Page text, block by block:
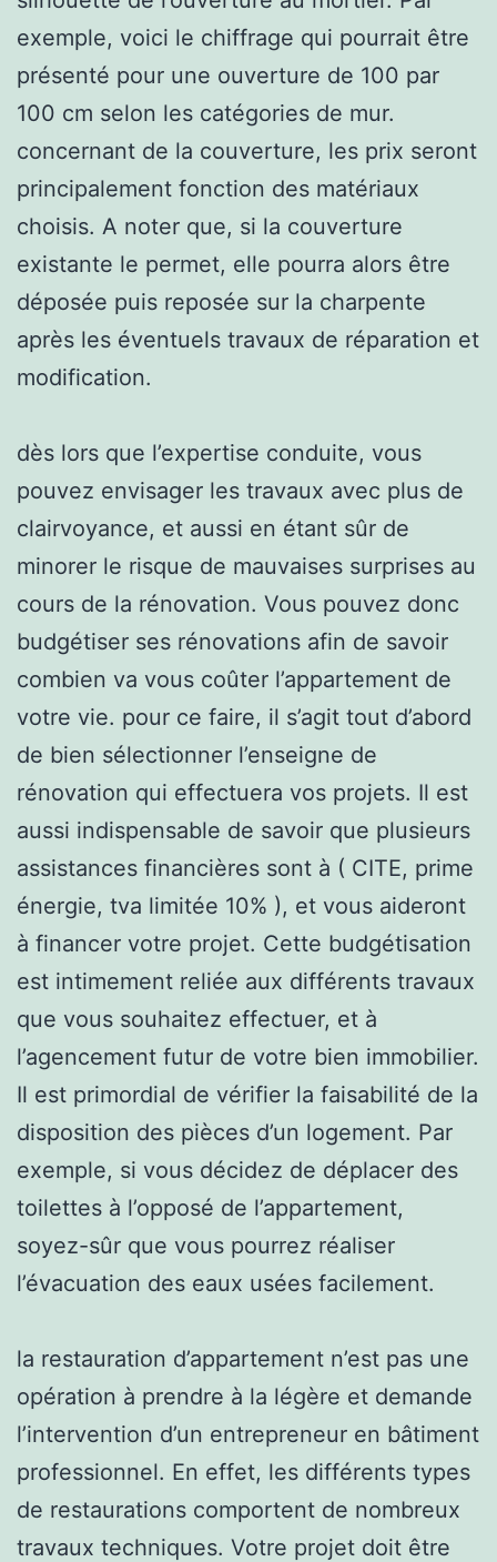
exemple, voici le chiffrage qui pourrait être
présenté pour une ouverture de 100 par
100 cm selon les catégories de mur.
concernant de la couverture, les prix seront
principalement fonction des matériaux
choisis. A noter que, si la couverture
existante le permet, elle pourra alors être
déposée puis reposée sur la charpente
après les éventuels travaux de réparation et
modification.
dès lors que l’expertise conduite, vous
pouvez envisager les travaux avec plus de
clairvoyance, et aussi en étant sûr de
minorer le risque de mauvaises surprises au
cours de la rénovation. Vous pouvez donc
budgétiser ses rénovations afin de savoir
combien va vous coûter l’appartement de
votre vie. pour ce faire, il s’agit tout d’abord
de bien sélectionner l’enseigne de
rénovation qui effectuera vos projets. Il est
aussi indispensable de savoir que plusieurs
assistances financières sont à ( CITE, prime
énergie, tva limitée 10% ), et vous aideront
à financer votre projet. Cette budgétisation
est intimement reliée aux différents travaux
que vous souhaitez effectuer, et à
l’agencement futur de votre bien immobilier.
Il est primordial de vérifier la faisabilité de la
disposition des pièces d’un logement. Par
exemple, si vous décidez de déplacer des
toilettes à l’opposé de l’appartement,
soyez-sûr que vous pourrez réaliser
l’évacuation des eaux usées facilement.
la restauration d’appartement n’est pas une
opération à prendre à la légère et demande
l’intervention d’un entrepreneur en bâtiment
professionnel. En effet, les différents types
de restaurations comportent de nombreux
travaux techniques. Votre projet doit être